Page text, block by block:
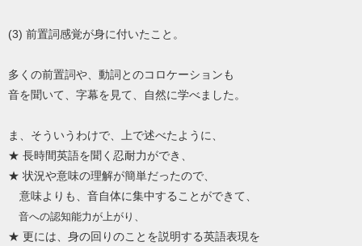
(3) 前置詞感覚が身に付いたこと。
多くの前置詞や、動詞とのコロケーションも
音を聞いて、字幕を見て、自然に学べました。
ま、そういうわけで、上で述べたように、
★ 長時間英語を聞く忍耐力ができ、
★ 状況や意味の理解が簡単だったので、
意味よりも、音自体に集中することができて、
音への認知能力が上がり、
★ 更には、身の回りのことを説明する英語表現を